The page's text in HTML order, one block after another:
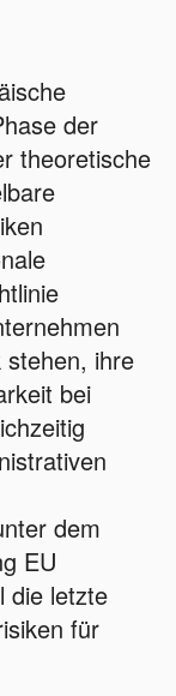
der
theoretische
stehen, ihre
bei
dem
EU
die letzte
für